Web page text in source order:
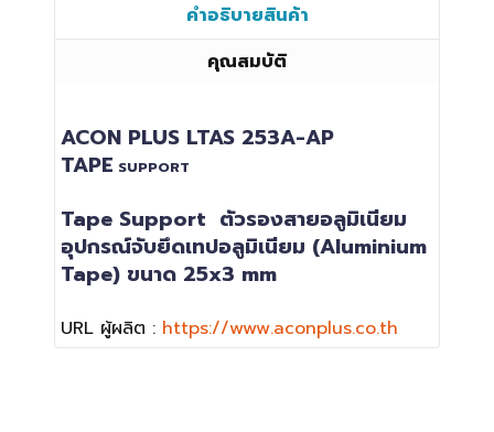
คำอธิบายสินค้า
คุณสมบัติ
ACON PLUS LTAS 253A-AP
TAPE SUPPORT
Tape Support ตัวรองสายอลูมิเนียม
อุปกรณ์จับยึดเทปอลูมิเนียม (Aluminium
Tape) ขนาด 25x3 mm
URL ผู้ผลิต : https://www.aconplus.co.th